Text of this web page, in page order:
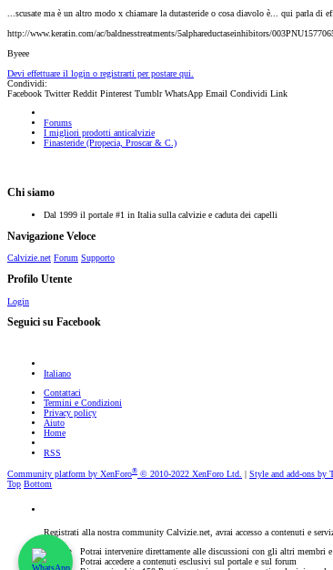
...scusate ma è un altro modo x chiamare la dutasteride o cosa diavolo è... qui
http://www.keratin.com/ac/baldnesstreatments/5alphareductaseinhibitors/
Byeee
Devi effettuare il login o registrarti per postare qui.
Condividi:
Facebook Twitter Reddit Pinterest Tumblr WhatsApp Email Condividi Link
Forums
I migliori prodotti anticalvizie
Finasteride (Propecia, Proscar & C.)
Chi siamo
Dal 1999 il portale #1 in Italia sulla calvizie e caduta dei capelli
Navigazione Veloce
Calvizie.net Forum Supporto
Profilo Utente
Login
Seguici su Facebook
Italiano
Contattaci
Termini e Condizioni
Privacy policy
Aiuto
Home
RSS
Community platform by XenForo® © 2010-2022 XenForo Ltd. Style and add-ons by
Top Bottom
Registrati alla nostra community Calvizie.net, avrai accesso a contenuti e
Potrai intervenire direttamente alle discussioni con gli altri membri
Potrai accedere a contenuti esclusivi sul portale e sul forum